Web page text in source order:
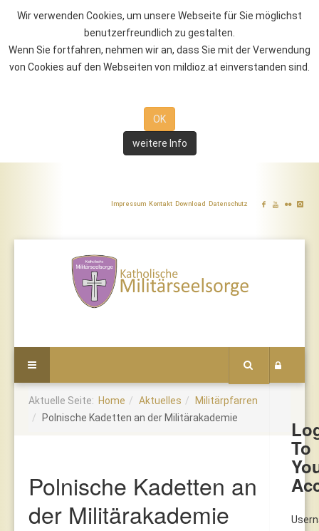
Wir verwenden Cookies, um unsere Webseite für Sie möglichst
benutzerfreundlich zu gestalten.
Wenn Sie fortfahren, nehmen wir an, dass Sie mit der Verwendung
von Cookies auf den Webseiten von mildioz.at einverstanden sind.
OK
weitere Info
Impressum Kontakt Download Datenschutz
To
Aktuelle Seite: Home Aktuelles
Militärpfarren
Polnische Kadetten an der Militärakademie
Polnische Kadetten an
der Militärakademie